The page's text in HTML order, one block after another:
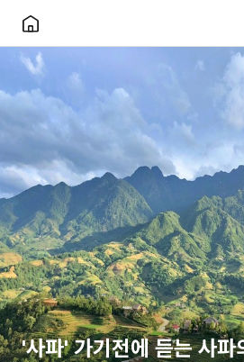
'사파' 가기전에 듣는 사